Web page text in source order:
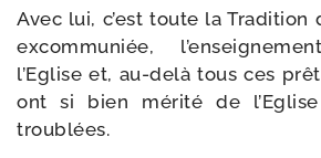
Avec lui, c’est toute la Tradition
excom­mu­niée,
l’Eglise et, au-​delà tous ces
ont si bien méri­té de
troublées.